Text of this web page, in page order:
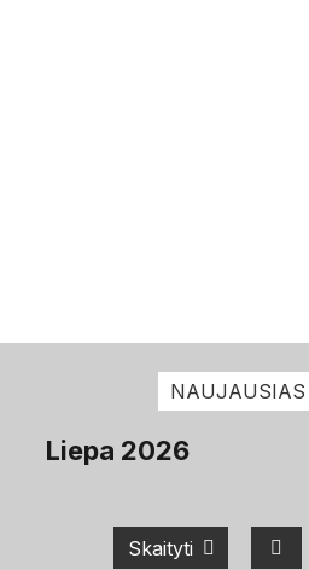
NAUJAUSIAS
Liepa 2026
Skaityti